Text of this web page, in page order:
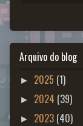
Arquivo do blog
► 2025 (1)
► 2024 (39)
► 2023 (40)